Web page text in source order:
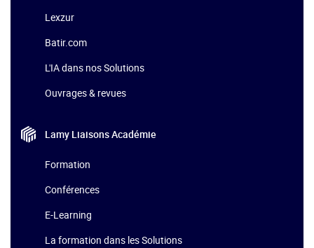
Lexzur
Batir.com
L'IA dans nos Solutions
Ouvrages & revues
Lamy LiaisonsAcadémie
Formation
Conférences
E-Learning
La formation dans les Solutions